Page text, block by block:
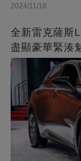
2024/11/18
全新雷克薩斯
盡顯豪華緊湊